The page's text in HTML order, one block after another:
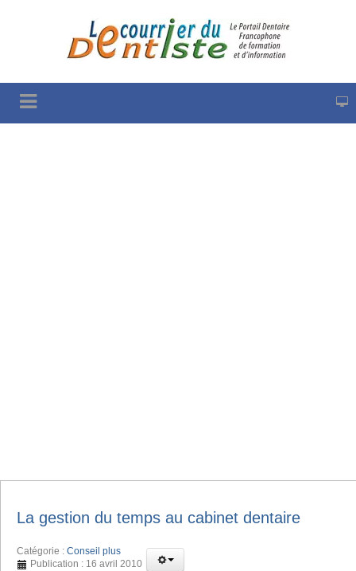
La gestion du temps au cabinet dentaire
Catégorie : Conseil plus
Publication : 16 avril 2010